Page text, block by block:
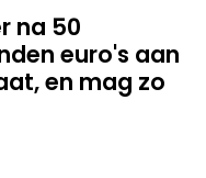
na 50
euro's aan
en mag zo